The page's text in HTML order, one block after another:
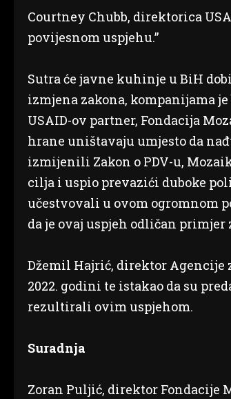
Courtney Chubb, direktorica
povijesnom uspjehu.”
Sutra će javne kuhinje u BiH
izmjena zakona, kompanijama
USAID-ov partner, Fondacija
hrane uništavaju umjesto da
izmijenili Zakon o PDV-u,
cilja i uspio prevazići duboke
učestvovali u ovom ogromnom
da je ovaj uspjeh odličan primjer
Džemil Hajrić, direktor Agencije
2022. godini te istakao da su
rezultirali ovim uspjehom.
Suradnja
Zoran Puljić, direktor Fondacije